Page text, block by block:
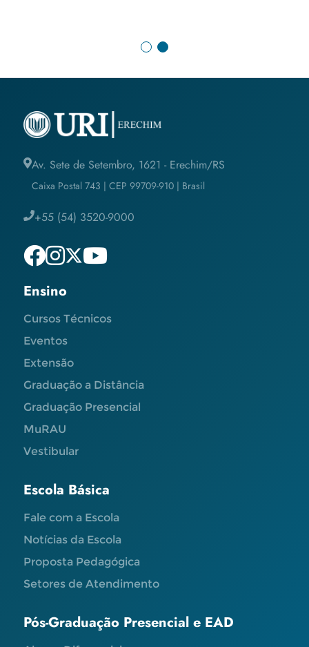
Av. Sete de Setembro, 1621 - Erechim/RS
Caixa Postal 743 | CEP 99709-910 | Brasil
+55 (54) 3520-9000
Ensino
Cursos Técnicos
Eventos
Extensão
Graduação a Distância
Graduação Presencial
MuRAU
Vestibular
Escola Básica
Fale com a Escola
Notícias da Escola
Proposta Pedagógica
Setores de Atendimento
Pós-Graduação Presencial e EAD